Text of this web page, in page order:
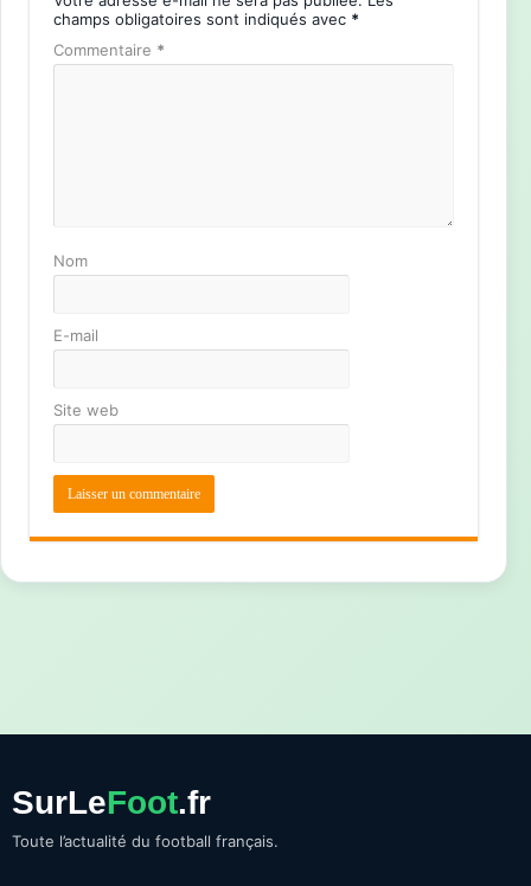
champs obligatoires sont indiqués avec *
Commentaire *
Nom
E-mail
Site web
SurLeFoot.fr
Toute l’actualité du football français.